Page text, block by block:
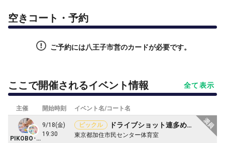
空きコート・予約
ご予約には八王子市営のカードが必要です。
ここで開催されるイベント情報 全て表示
主催 開始時刻 イベント名/コート名
PIKOBO･8O2
9/18(金)
19:30
ピックル ドライブショット連多め💛@加住市民センター八王子
東京都加住市民センター体育室